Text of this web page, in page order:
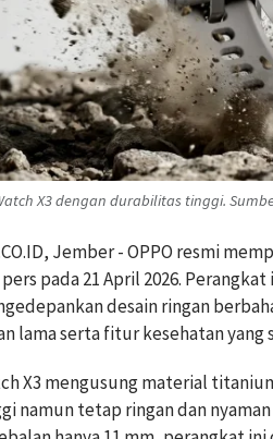
X3 dengan durabilitas tinggi.
Jember - OPPO resmi
pada 21 April 2026.
desain ringan
lama serta fitur kesehatan yang
X3 mengusung material
namun tetap ringan dan